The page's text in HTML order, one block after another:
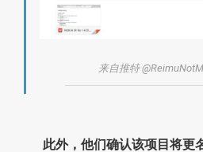
来自推特
此外，他们确认该项目将更